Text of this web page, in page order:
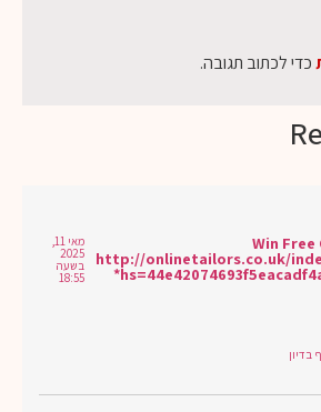
* * * Win
http://onlinetailors.co.uk/
מאי 11,
2025
בשעה
18:55
כדי לכתוב תגובה.